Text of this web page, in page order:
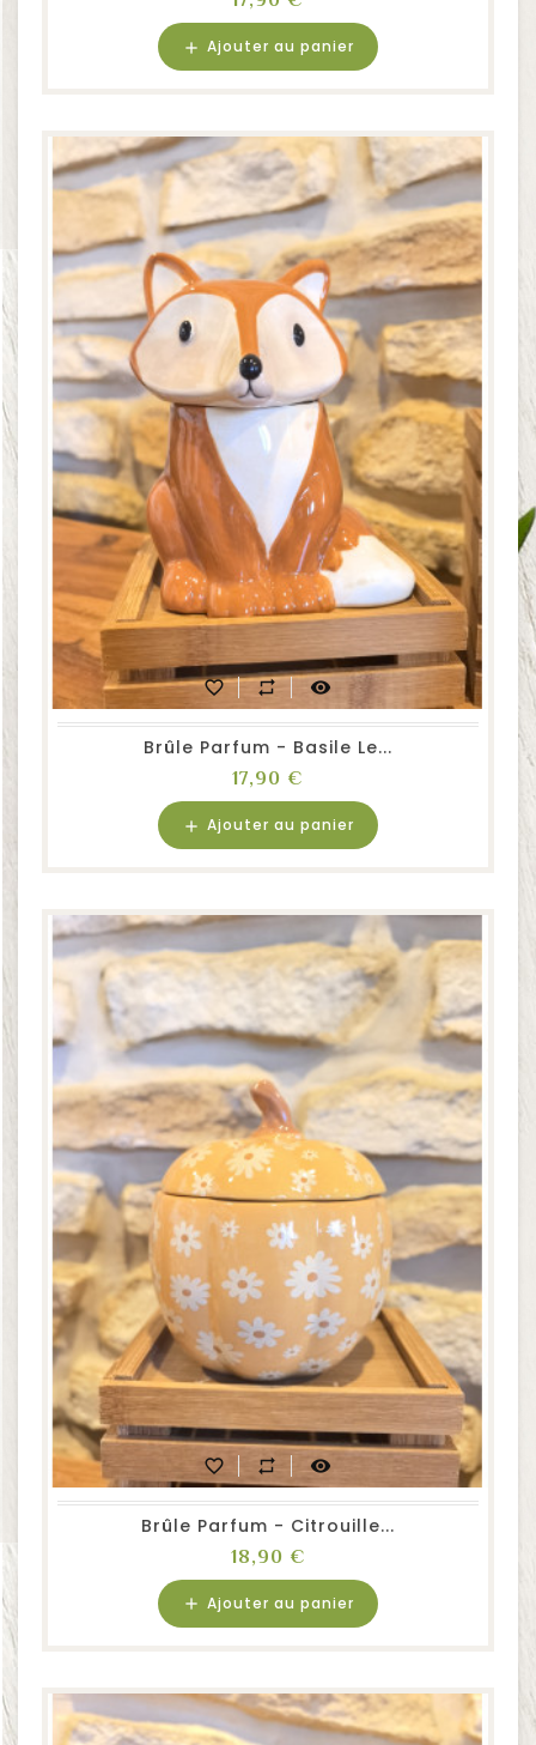
add Ajouter au panier
favorite_border repeat visibility
Brûle Parfum - Basile Le...
Prix
17,90 €
add Ajouter au panier
favorite_border repeat visibility
Brûle Parfum - Citrouille...
Prix
18,90 €
add Ajouter au panier